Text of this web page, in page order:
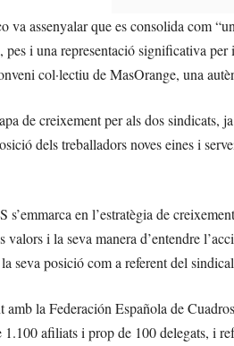
va assenyalar que es consolida com
pes i una representació significativa
col·lectiu de MasOrange, una
de creixement per als dos sindicats,
dels treballadors noves eines i
en l’estratègia de
valors i la seva manera d’entendre
seva posició com a referent del
amb la Federación Española de
afiliats i prop de 100 delegats, i